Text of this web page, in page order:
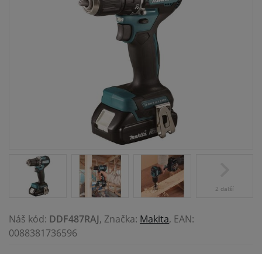
2 další
Náš kód: DDF487RAJ, Značka: Makita, EAN:
0088381736596